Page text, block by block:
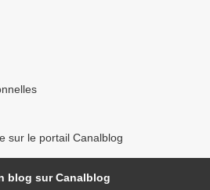
sur le portail Canalblog
blog sur Canalblog